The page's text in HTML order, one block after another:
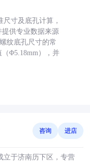
寸及底孔计算，
供专业数据来源
纹底孔尺寸的常
Φ5.18mm），并
咨询 进店
立于济南历下区，专营